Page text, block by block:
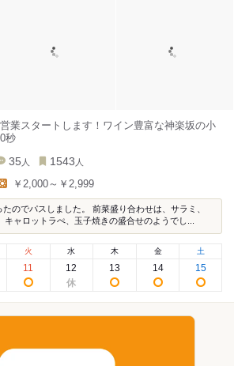
業スタートします！ワイン豊富な神楽坂の小
秒
35 人 1543 人
￥2,000～￥2,999
たのでパスしました。 前菜盛り合わせは、サラミ、
、キャロットラぺ、玉子焼きの盛合せのようでし...
火
11
水
12
木
13
金
14
土
15